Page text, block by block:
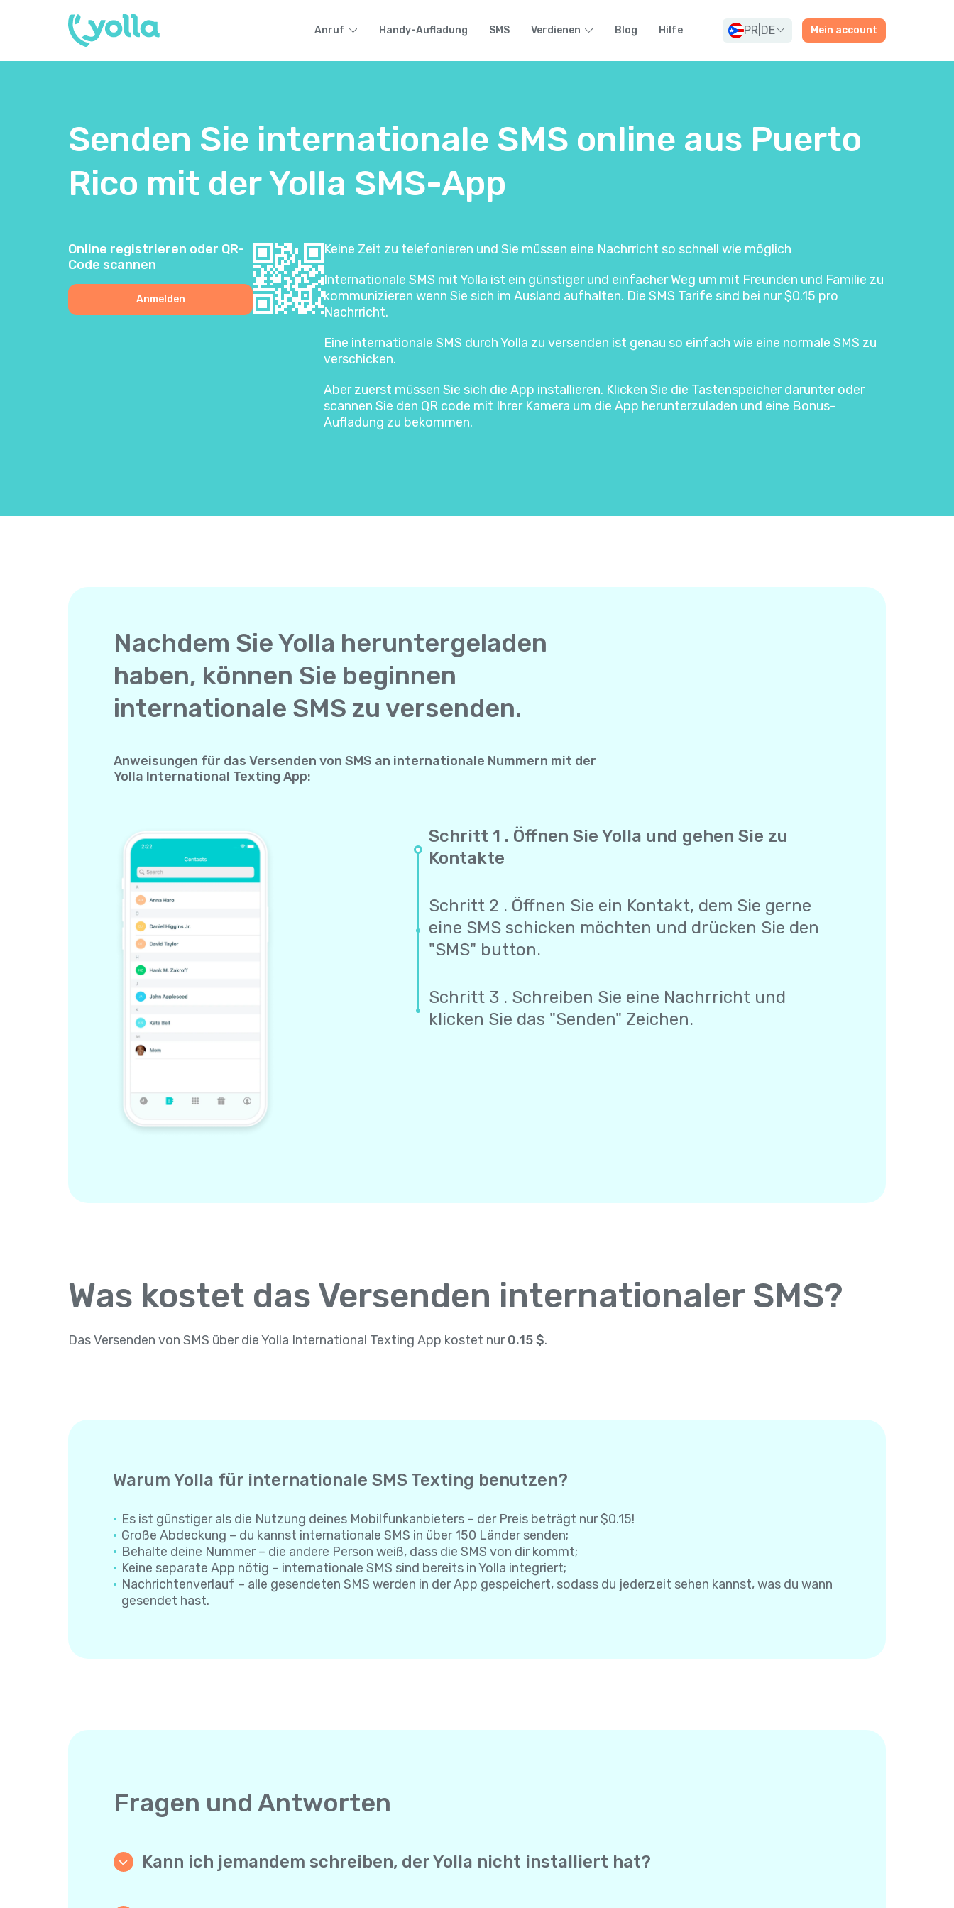
Anruf Handy-Aufladung SMS Verdienen Blog Hilfe PR DE Mein account
Senden Sie internationale SMS online aus Puerto
Rico mit der Yolla SMS-App
Online registrieren oder QR-
Code scannen
Anmelden
Keine Zeit zu telefonieren und Sie müssen eine Nachrricht so schnell wie möglich
Internationale SMS mit Yolla ist ein günstiger und einfacher Weg um mit Freunden und Familie zu
kommunizieren wenn Sie sich im Ausland aufhalten. Die SMS Tarife sind bei nur $0.15 pro
Nachrricht.
Eine internationale SMS durch Yolla zu versenden ist genau so einfach wie eine normale SMS zu
verschicken.
Aber zuerst müssen Sie sich die App installieren. Klicken Sie die Tastenspeicher darunter oder
scannen Sie den QR code mit Ihrer Kamera um die App herunterzuladen und eine Bonus-
Aufladung zu bekommen.
Nachdem Sie Yolla heruntergeladen
haben, können Sie beginnen
internationale SMS zu versenden.
Anweisungen für das Versenden von SMS an internationale Nummern mit der
Yolla International Texting App:
Schritt 1 . Öffnen Sie Yolla und gehen Sie zu
Kontakte
Schritt 2 . Öffnen Sie ein Kontakt, dem Sie gerne
eine SMS schicken möchten und drücken Sie den
"SMS" button.
Schritt 3 . Schreiben Sie eine Nachrricht und
klicken Sie das "Senden" Zeichen.
Was kostet das Versenden internationaler SMS?
Das Versenden von SMS über die Yolla International Texting App kostet nur0.15 $.
Warum Yolla für internationale SMS Texting benutzen?
Es ist günstiger als die Nutzung deines Mobilfunkanbieters – der Preis beträgt nur $0.15!
Große Abdeckung – du kannst internationale SMS in über 150 Länder senden;
Behalte deine Nummer – die andere Person weiß, dass die SMS von dir kommt;
Keine separate App nötig – internationale SMS sind bereits in Yolla integriert;
Nachrichtenverlauf – alle gesendeten SMS werden in der App gespeichert, sodass du jederzeit sehen kannst, was du wann
gesendet hast.
Fragen und Antworten
Kann ich jemandem schreiben, der Yolla nicht installiert hat?